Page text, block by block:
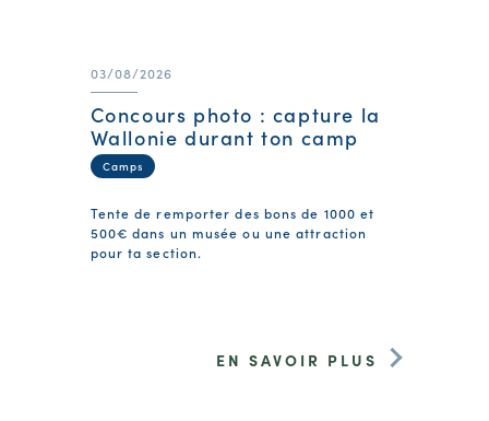
03/08/2026
Concours photo : capture la
Wallonie durant ton camp
Camps
Tente de remporter des bons de 1000 et
500€ dans un musée ou une attraction
pour ta section.
EN SAVOIR PLUS